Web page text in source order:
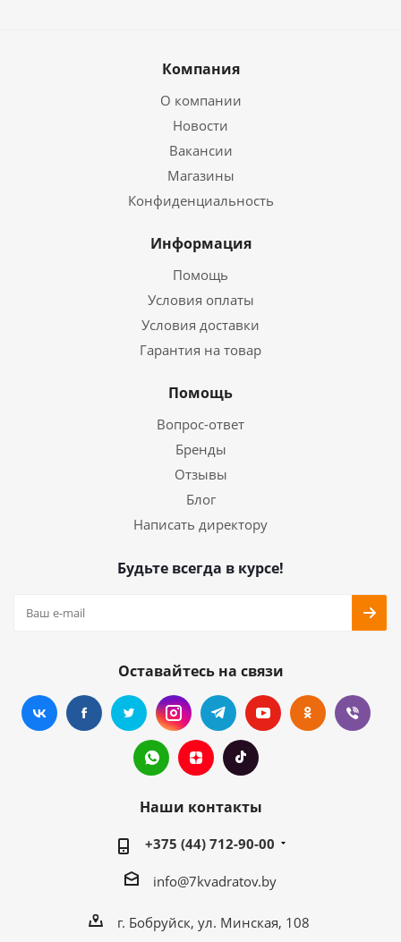
Компания
О компании
Новости
Вакансии
Магазины
Конфиденциальность
Информация
Помощь
Условия оплаты
Условия доставки
Гарантия на товар
Помощь
Вопрос-ответ
Бренды
Отзывы
Блог
Написать директору
Будьте всегда в курсе!
Оставайтесь на связи
Наши контакты
+375 (44) 712-90-00
info@7kvadratov.by
г. Бобруйск, ул. Минская, 108